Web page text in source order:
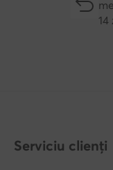
Serviciu clienți